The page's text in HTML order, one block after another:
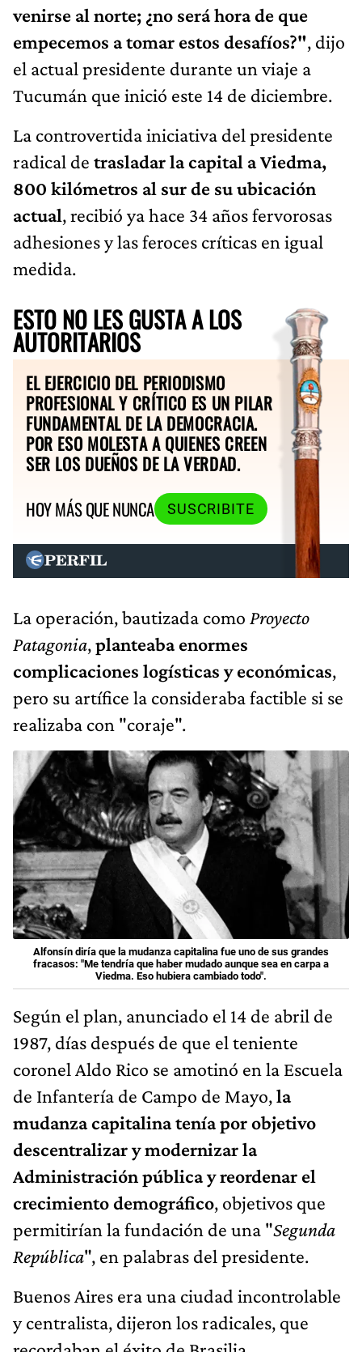
venirse al norte; ¿no será hora de que
empecemos a tomar estos desafíos?", dijo
el actual presidente durante un viaje a
Tucumán que inició este 14 de diciembre.
La controvertida iniciativa del presidente
radical de trasladar la capital a Viedma,
800 kilómetros al sur de su ubicación
actual, recibió ya hace 34 años fervorosas
adhesiones y las feroces críticas en igual
medida.
ESTO NO LES GUSTA A LOS
AUTORITARIOS
EL EJERCICIO DEL PERIODISMO
PROFESIONAL Y CRÍTICO ES UN PILAR
FUNDAMENTAL DE LA DEMOCRACIA.
POR ESO MOLESTA A QUIENES CREEN
SER LOS DUEÑOS DE LA VERDAD.
HOY MÁS QUE NUNCA
SUSCRIBITE
La operación, bautizada como Proyecto
Patagonia,planteaba enormes
complicaciones logísticas y económicas,
pero su artífice la consideraba factible si se
realizaba con "coraje".
Alfonsín diría que la mudanza capitalina fue uno de sus grandes
fracasos: "Me tendría que haber mudado aunque sea en carpa a
Viedma. Eso hubiera cambiado todo".
Según el plan, anunciado el 14 de abril de
1987, días después de que el teniente
coronel Aldo Rico se amotinó en la Escuela
de Infantería de Campo de Mayo,la
mudanza capitalina tenía por objetivo
descentralizar y modernizar la
Administración pública y reordenar el
crecimiento demográfico, objetivos que
permitirían la fundación de una "Segunda
República", en palabras del presidente.
Buenos Aires era una ciudad incontrolable
y centralista, dijeron los radicales, que